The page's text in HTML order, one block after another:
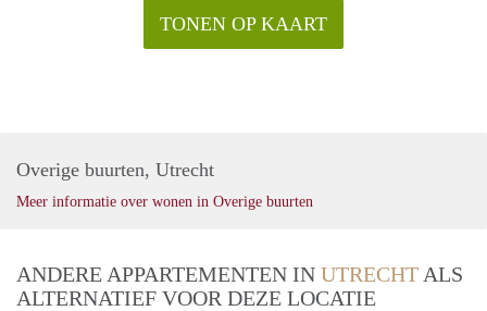
TONEN OP KAART
Overige buurten, Utrecht
Meer informatie over wonen in Overige buurten
ANDERE APPARTEMENTEN IN UTRECHT ALS
ALTERNATIEF VOOR DEZE LOCATIE